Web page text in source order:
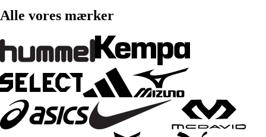
Alle vores mærker